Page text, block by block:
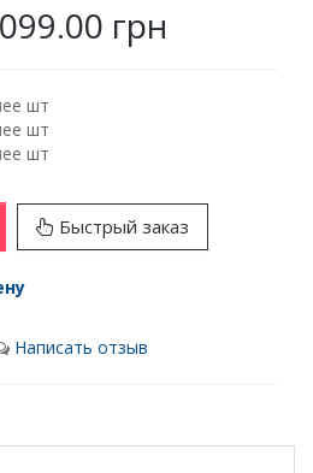
грн
шт
шт
шт
Быстрый заказ
Написать отзыв